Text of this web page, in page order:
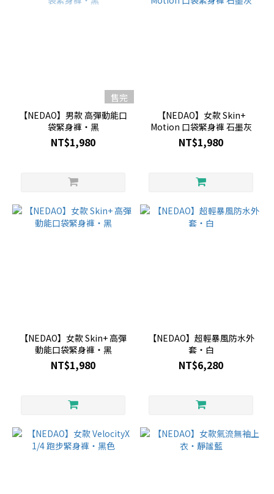
售完
【NEDAO】男款 高彈動能口
袋緊身褲・黑
NT$1,980
【NEDAO】女款 Skin+
Motion 口袋緊身褲 石墨灰
NT$1,980
【NEDAO】女款 Skin+ 高彈
動能口袋緊身褲・黑
NT$1,980
【NEDAO】超輕暴風防水外
套・白
NT$6,280